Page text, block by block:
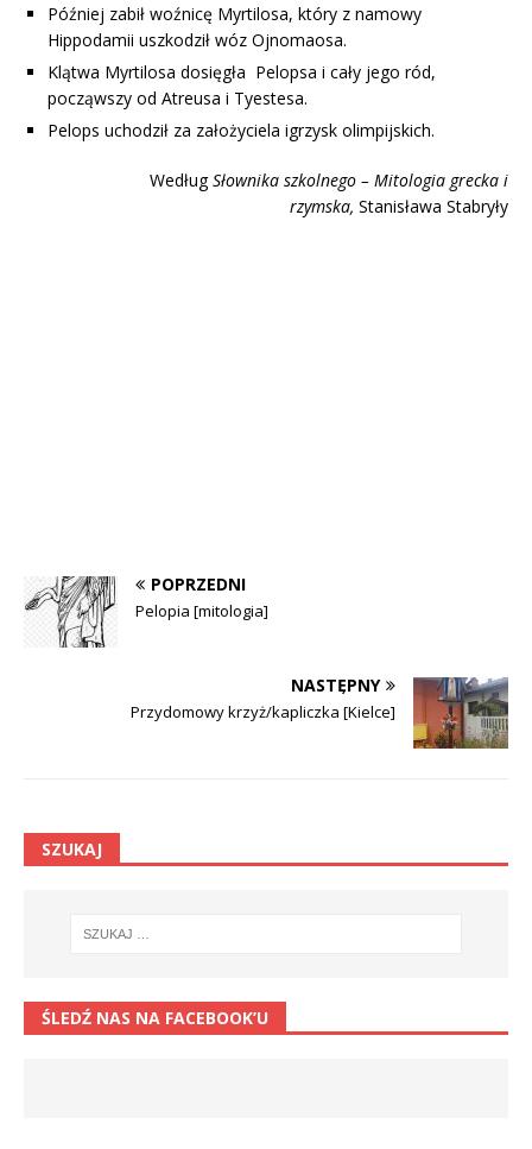
Później zabił woźnicę Myrtilosa, który z namowy
Hippodamii uszkodził wóz Ojnomaosa.
Klątwa Myrtilosa dosięgła Pelopsa i cały jego ród,
począwszy od Atreusa i Tyestesa.
Pelops uchodził za założyciela igrzysk olimpijskich.
WedługSłownika szkolnego – Mitologia grecka i
rzymska, Stanisława Stabryły
POPRZEDNI
Pelopia [mitologia]
NASTĘPNY
Przydomowy krzyż/kapliczka [Kielce]
SZUKAJ
ŚLEDŹ NAS NA FACEBOOK’U